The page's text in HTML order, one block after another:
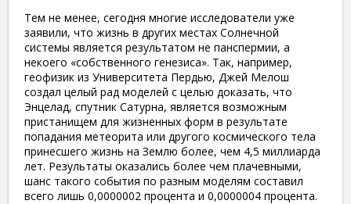
Тем не менее, сегодня многие исследователи уже
заявили, что жизнь в других местах Солнечной
системы является результатом не панспермии, а
некоего «собственного генезиса». Так, например,
геофизик из Университета Пердью, Джей Мелош
создал целый рад моделей с целью доказать, что
Энцелад, спутник Сатурна, является возможным
пристанищем для жизненных форм в результате
попадания метеорита или другого космического тела
принесшего жизнь на Землю более, чем 4,5 миллиарда
лет. Результаты оказались более чем плачевными,
шанс такого события по разным моделям составил
всего лишь 0,0000002 процента и 0,0000004 процента.